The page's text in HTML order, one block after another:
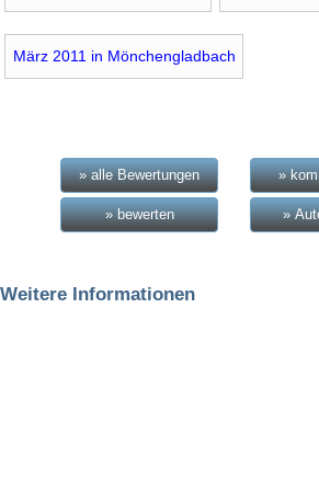
März 2011 in Mönchengladbach
» alle Bewertungen »
» bewerten »
Weitere Informationen